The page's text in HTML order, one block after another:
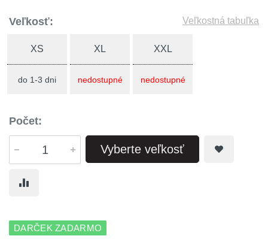
Veľkosť: Veľkostná tabuľka
XS
do 1-3 dni
XL
nedostupné
XXL
nedostupné
Počet:
Vyberte veľkosť
DARČEK ZADARMO